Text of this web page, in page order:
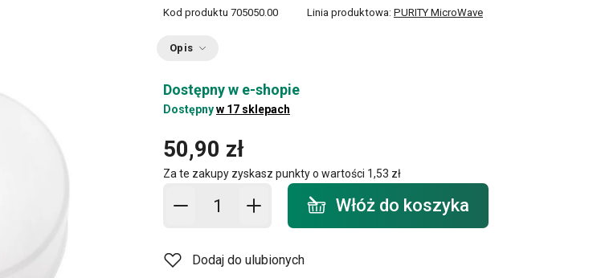
Kod produktu 705050.00 Linia produktowa: PURITY MicroWave
Opis
Dostępny w e-shopie
Dostępnyw 17 sklepach
50,90 zł
Za te zakupy zyskasz punkty o wartości 1,53 zł
Dodaj do koszyka - ilość
Włóż do koszyka
Dodaj do ulubionych